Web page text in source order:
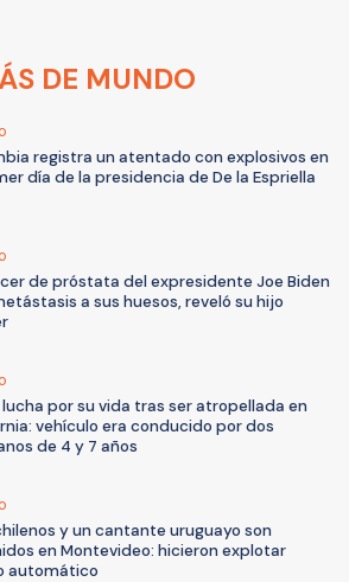
DE MUNDO
registra un atentado con explosivos en
día de la presidencia de De la Espriella
de próstata del expresidente Joe Biden
a sus huesos, reveló su hijo
por su vida tras ser atropellada en
vehículo era conducido por dos
de 4 y 7 años
y un cantante uruguayo son
en Montevideo: hicieron explotar
automático